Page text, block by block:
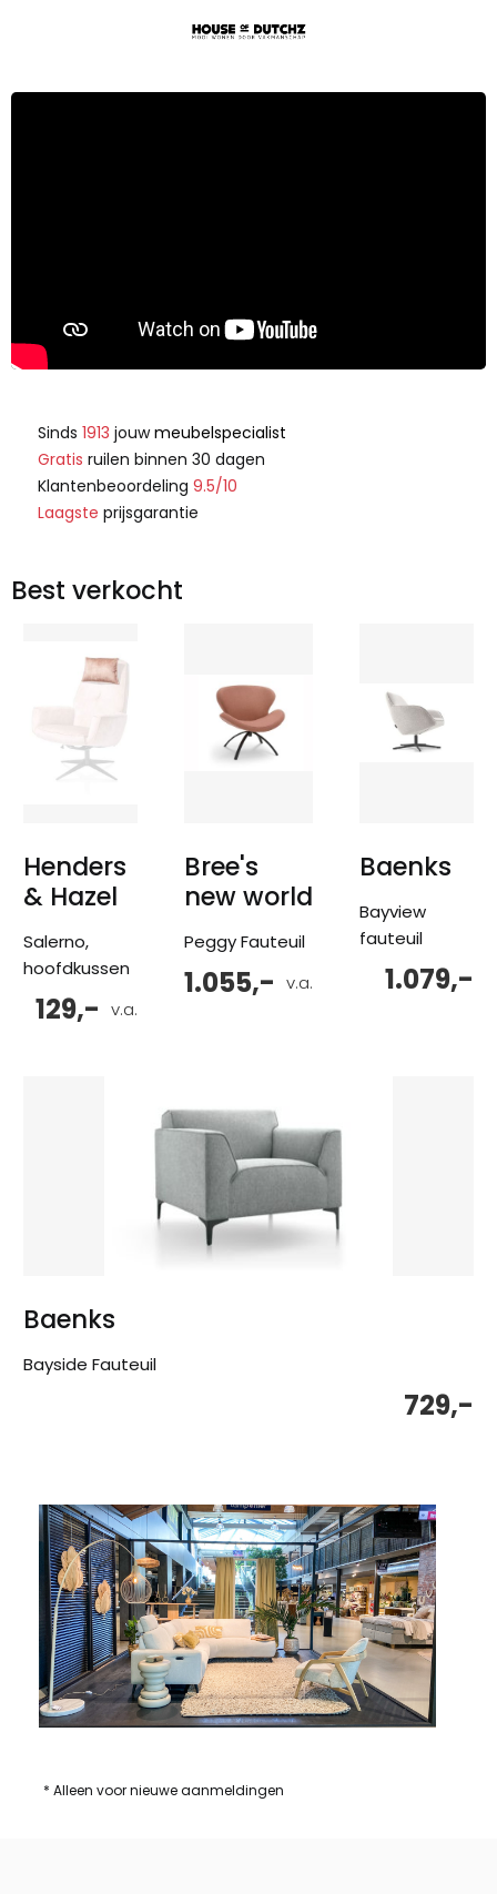
Sinds 1913 jouwmeubelspecialist
Gratis ruilen binnen 30 dagen
Klantenbeoordeling 9.5/10
Laagste prijsgarantie
Best verkocht
Henders
& Hazel
Salerno,
hoofdkussen
v.a.
129,-
Bree's
new world
Peggy Fauteuil
v.a.
1.055,-
Baenks
Bayview
fauteuil
1.079,-
Baenks
Bayside Fauteuil
729,-
* Alleen voor nieuwe aanmeldingen